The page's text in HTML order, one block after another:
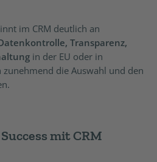
im CRM deutlich an
Transparenz,
in der EU oder in
die Auswahl und den
mit CRM